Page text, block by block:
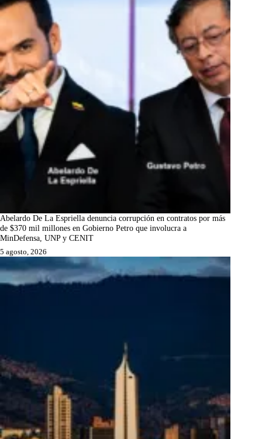
Abelardo De La Espriella denuncia corrupción en contratos por más
de $370 mil millones en Gobierno Petro que involucra a
MinDefensa, UNP y CENIT
5 agosto, 2026